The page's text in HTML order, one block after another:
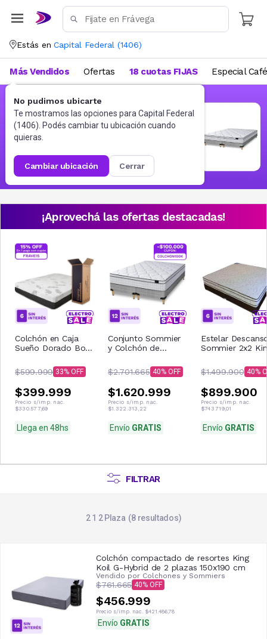
Estás en Capital Federal (1406)
No pudimos ubicarte
Te mostramos las opciones para Capital Federal
(1406). Podés cambiar tu ubicación cuando
quieras.
cambiar ubicación cerrar
Más Vendidos Ofertas 18 cuotas FIJAS Especial Café
¡Aprovechá las ofertas destacadas!
Colchón en Caja
Sueño Dorado Box
(140x190 cm) -
Espuma Alta
Densidad + Soft
$599.999 33
$399.999
Precio s/imp. nac.
$330.577,69
Llega en 48hs
Conjunto Sommier
y Colchón de
Bradford Super
King 200x200 cm
$2.701.665 40
$1.620.999
Precio s/imp. nac.
$1.322.313,22
Envío GRATIS
Estelar
Sommier 2x2
Densidad
$1.499.900 40
$899.900
Precio s/imp. nac.
$743.719,01
Envío GRATIS
FILTRAR
2 1 2 Plaza 8resultados
Colchón compactado de resortes King
Koil G-Hybrid de 2 plazas 150x190 cm
Vendido por Colchones y Sommiers
$761.665 40
$456.999
Precio s/imp. nac. $421.486,78
Envío GRATIS